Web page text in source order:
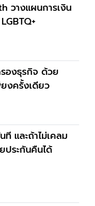
วางแผนการเงิน
องธุรกิจ ด้วย
งครั้งเดียว
และถ้าไม่เคลม
ประกันคืนได้